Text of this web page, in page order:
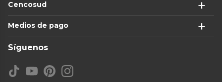
Cencosud
Medios de pago
Síguenos